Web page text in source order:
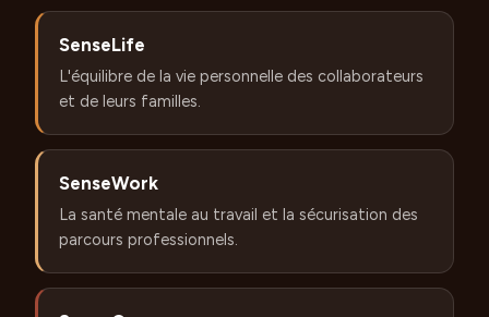
SenseLife
L'équilibre de la vie personnelle des collaborateurs
et de leurs familles.
SenseWork
La santé mentale au travail et la sécurisation des
parcours professionnels.